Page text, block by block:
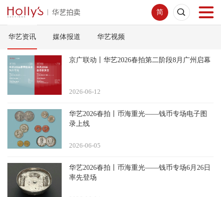
简
首页
拍卖预展
线下拍卖
网络拍卖
新闻中心
华艺资讯 媒体报道 华艺视频
京广联动丨华艺2026春拍第二阶段8月广州启幕
12
2026-06
华艺2026春拍丨币海重光——钱币专场电子图
录上线
05
2026-06
华艺2026春拍丨币海重光——钱币专场6月26日
率先登场